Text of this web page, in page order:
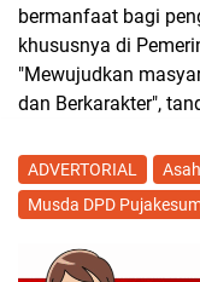
bermanfaat bagi
khususnya di
"Mewujudkan
dan Berkarakter",
ADVERTORIAL
Musda DPD